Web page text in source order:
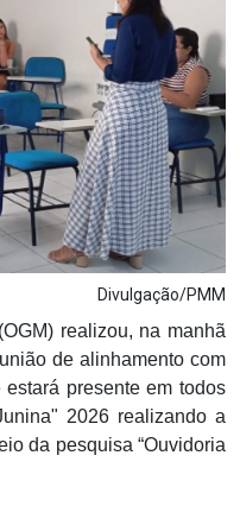
PESQUISAR
Divulgação/PMM
realizou, na manhã
de alinhamento com
presente em todos
2026 realizando a
da pesquisa “Ouvidoria